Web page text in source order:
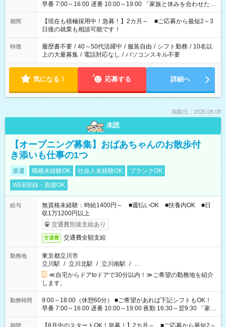
早番 7:00～16:00 遅番 10:00～19:00 「家族と休みを合わせた
い」 「余裕を持って夕飯の準備がしたい」 「できれば残業はし
たくない」 など、ご希望を教えてくださいね。 ※Wワーク希望
の方へ 今ご覧のお仕事で希望する勤務時間と、もう1つのお仕事
の勤務時間。 合計で週40時間を超える場合は応募できません。
期間
【現在も積極採用中！急募！】2カ月～ ■ご応募から最短2～3
日後の就業も相談可能です！
特徴 履歴書不要 / 40～50代活躍中 / 服装自由 / シフト勤務 / 10名以
上の大量募集 / 電話対応なし / パソコンスキル不要
気になる！ 応募する 詳細へ
掲載日：2026.08.08
未読
【オープニング募集】おばあちゃんのお散歩付
き添いも仕事の1つ
派遣 職種未経験OK 社会人未経験OK
ブランクOK
WEB登録・面接OK
給与
無資格未経験：時給1400円～ ■週払いOK ■扶養内OK ■日
収1万1200円以上
交通費別途支給あり
交通費 交通費全額支給
勤務地
東京都立川市
立川駅 / 立川北駅 / 立川南駅 / …
≪自宅からドアtoドアで30分以内！≫ご希望の勤務地を紹介
します。
勤務時間
9:00～18:00（休憩60分） ■ご希望があれば下記シフトもOK！
早番 7:00～16:00 遅番 10:00～19:00 夜勤 16:30～翌9:30 「家族
と休みを合わせたい」 「余裕を持って夕飯の準備がしたい」
「できれば残業はしたくない」 など、ご希望を教えてください
期間
【8月中のスタートOK！急募！】2カ月～ ■ご応募から最短2～